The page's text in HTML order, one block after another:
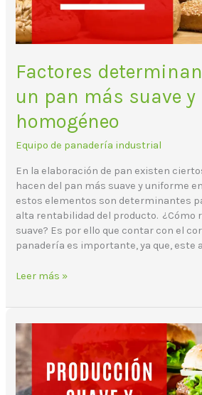
Factores
un pan más suave y
homogéneo
Equipo de panadería industrial
En la elaboración de pan existen
hacen del pan más suave y uniforme
estos elementos son determinantes
alta rentabilidad del producto. ¿Cómo
suave? Es por ello que contar con el
panadería es importante, ya que, este
homogéneo
Leer más »
Los
mejores
equipos
para
realizar